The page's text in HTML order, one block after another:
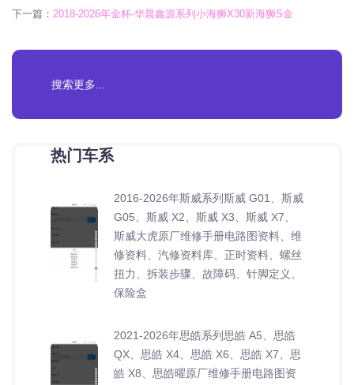
下一篇： 2018-2026年金杯-华晨鑫源系列小海狮X30新海狮S金
热门车系
2016-2026年斯威系列斯威 G01、斯威
G05、斯威 X2、斯威 X3、斯威 X7、
斯威大虎原厂维修手册电路图资料、维
修资料、汽修资料库、正时资料、螺丝
扭力、拆装步骤、故障码、针脚定义、
保险盒
2021-2026年思皓系列思皓 A5、思皓
QX、思皓 X4、思皓 X6、思皓 X7、思
皓 X8、思皓曜原厂维修手册电路图资